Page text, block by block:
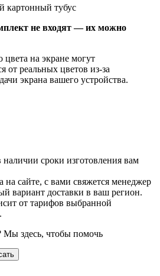
картонный тубус
не входят — их можно
на экране могут
от реальных цветов из-за
экрана вашего устройства.
наличии сроки изготовления вам
на сайте, с вами свяжется менеджер
вариант доставки в ваш регион.
от тарифов выбранной
Мы здесь, чтобы помочь